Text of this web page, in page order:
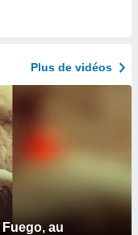
Plus de vidéos
au